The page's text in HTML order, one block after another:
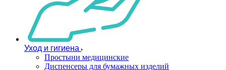
Уход и гигиена
Простыни медицинские
Диспенсеры для бумажных изделий